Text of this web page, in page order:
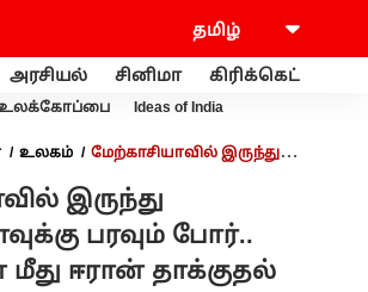
அரசியல் சினிமா கிரிக்கெட்
உலக்கோப்பை Ideas of India
உலகம்
மேற்காசியாவில் இருந்து
இருந்து
பரவும் போர்..
ஈரான் தாக்குதல்